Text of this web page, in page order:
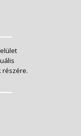
részére.